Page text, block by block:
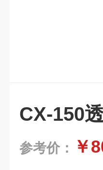
CX-150
参考价： ￥